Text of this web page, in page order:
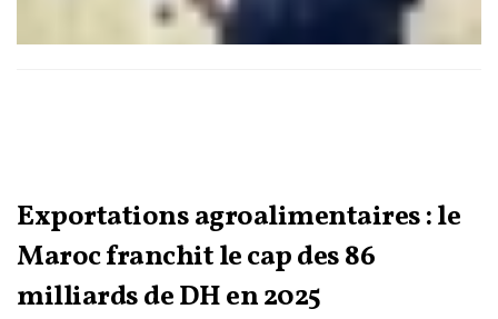
Exportations agroalimentaires : le
Maroc franchit le cap des 86
milliards de DH en 2025